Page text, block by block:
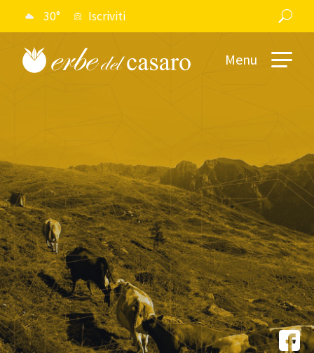
30° Iscriviti
Menu